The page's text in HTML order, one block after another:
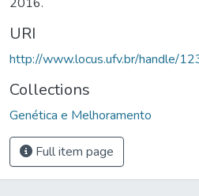
URI
http://www.locus.ufv.br/handle/
Collections
Genética e Melhoramento
Full item page